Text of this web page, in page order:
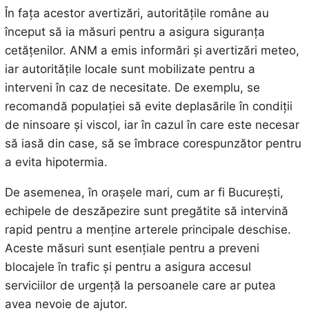
În fața acestor avertizări, autoritățile române au
început să ia măsuri pentru a asigura siguranța
cetățenilor. ANM a emis informări și avertizări meteo,
iar autoritățile locale sunt mobilizate pentru a
interveni în caz de necesitate. De exemplu, se
recomandă populației să evite deplasările în condiții
de ninsoare și viscol, iar în cazul în care este necesar
să iasă din case, să se îmbrace corespunzător pentru
a evita hipotermia.
De asemenea, în orașele mari, cum ar fi București,
echipele de deszăpezire sunt pregătite să intervină
rapid pentru a menține arterele principale deschise.
Aceste măsuri sunt esențiale pentru a preveni
blocajele în trafic și pentru a asigura accesul
serviciilor de urgență la persoanele care ar putea
avea nevoie de ajutor.